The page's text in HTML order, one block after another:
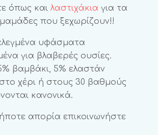
όπως και λαστιχάκια για τα
μαμάδες που ξεχωρίζουν!!
υφάσματα
για βλαβερές ουσίες.
βαμβάκι, 5% ελαστάν
στο χέρι ή στους 30 βαθμούς
κανονικά.
απορία επικοινωνήστε